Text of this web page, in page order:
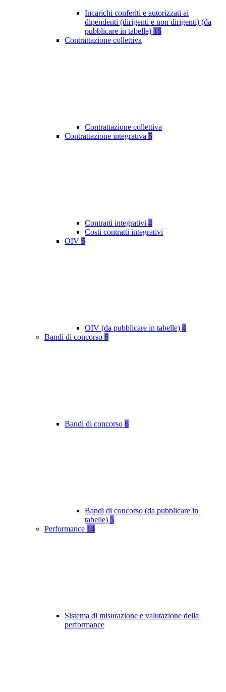
Incarichi conferiti e autorizzati ai
dipendenti (dirigenti e non dirigenti) (da
pubblicare in tabelle) 16
Contrattazione collettiva
Contrattazione collettiva
Contrattazione integrativa 5
Contratti integrativi 4
Costi contratti integrativi
OIV 5
OIV (da pubblicare in tabelle) 4
Bandi di concorso 6
Bandi di concorso 6
Bandi di concorso (da pubblicare in
tabelle) 5
Performance 14
Sistema di misurazione e valutazione della
performance